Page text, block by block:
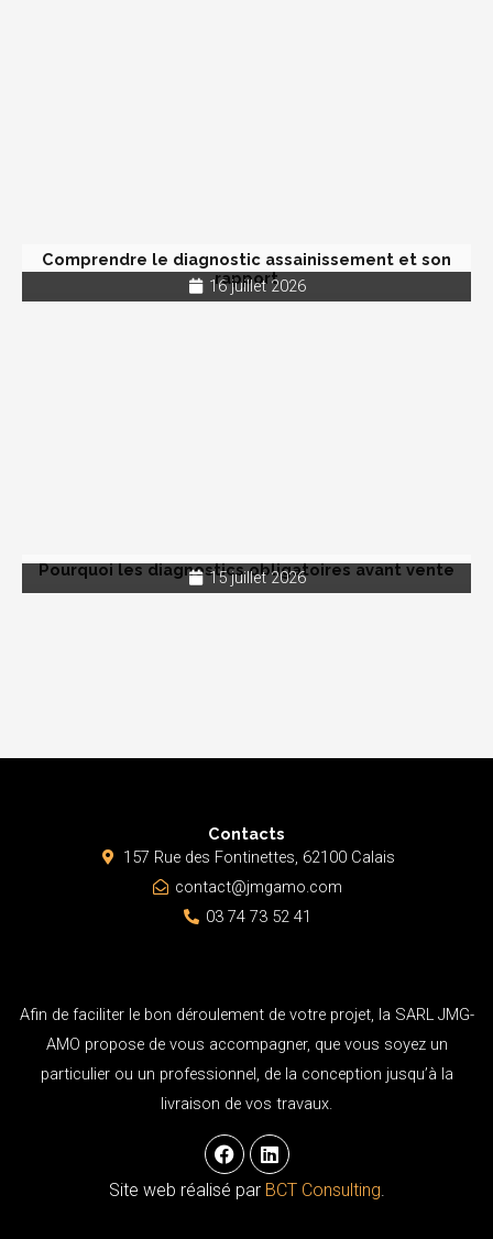
Comprendre le diagnostic assainissement et son
rapport
16 juillet 2026
Pourquoi les diagnostics obligatoires avant vente
15 juillet 2026
Contacts
157 Rue des Fontinettes, 62100 Calais
contact@jmgamo.com
03 74 73 52 41
Afin de faciliter le bon déroulement de votre projet, la SARL JMG-
AMO propose de vous accompagner, que vous soyez un
particulier ou un professionnel, de la conception jusqu’à la
livraison de vos travaux.
F
a
c
e
L
i
n
k
Site web réalisé par BCT Consulting.